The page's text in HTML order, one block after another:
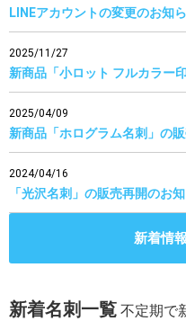
LINEアカウントの変更のお知
2025/11/27
新商品「小ロット フルカラー
2025/04/09
新商品「ホログラム名刺」の
2024/04/16
「光沢名刺」の販売再開のお
新着情
新着名刺一覧 不定期で